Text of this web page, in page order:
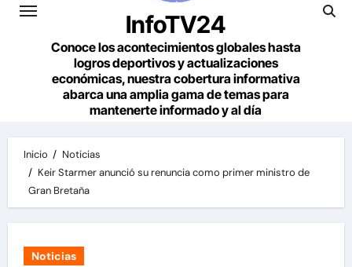
InfoTV24
Conoce los acontecimientos globales hasta
logros deportivos y actualizaciones
económicas, nuestra cobertura informativa
abarca una amplia gama de temas para
mantenerte informado y al día
Inicio
Noticias
Keir Starmer anunció su renuncia como primer ministro de
Gran Bretaña
Noticias